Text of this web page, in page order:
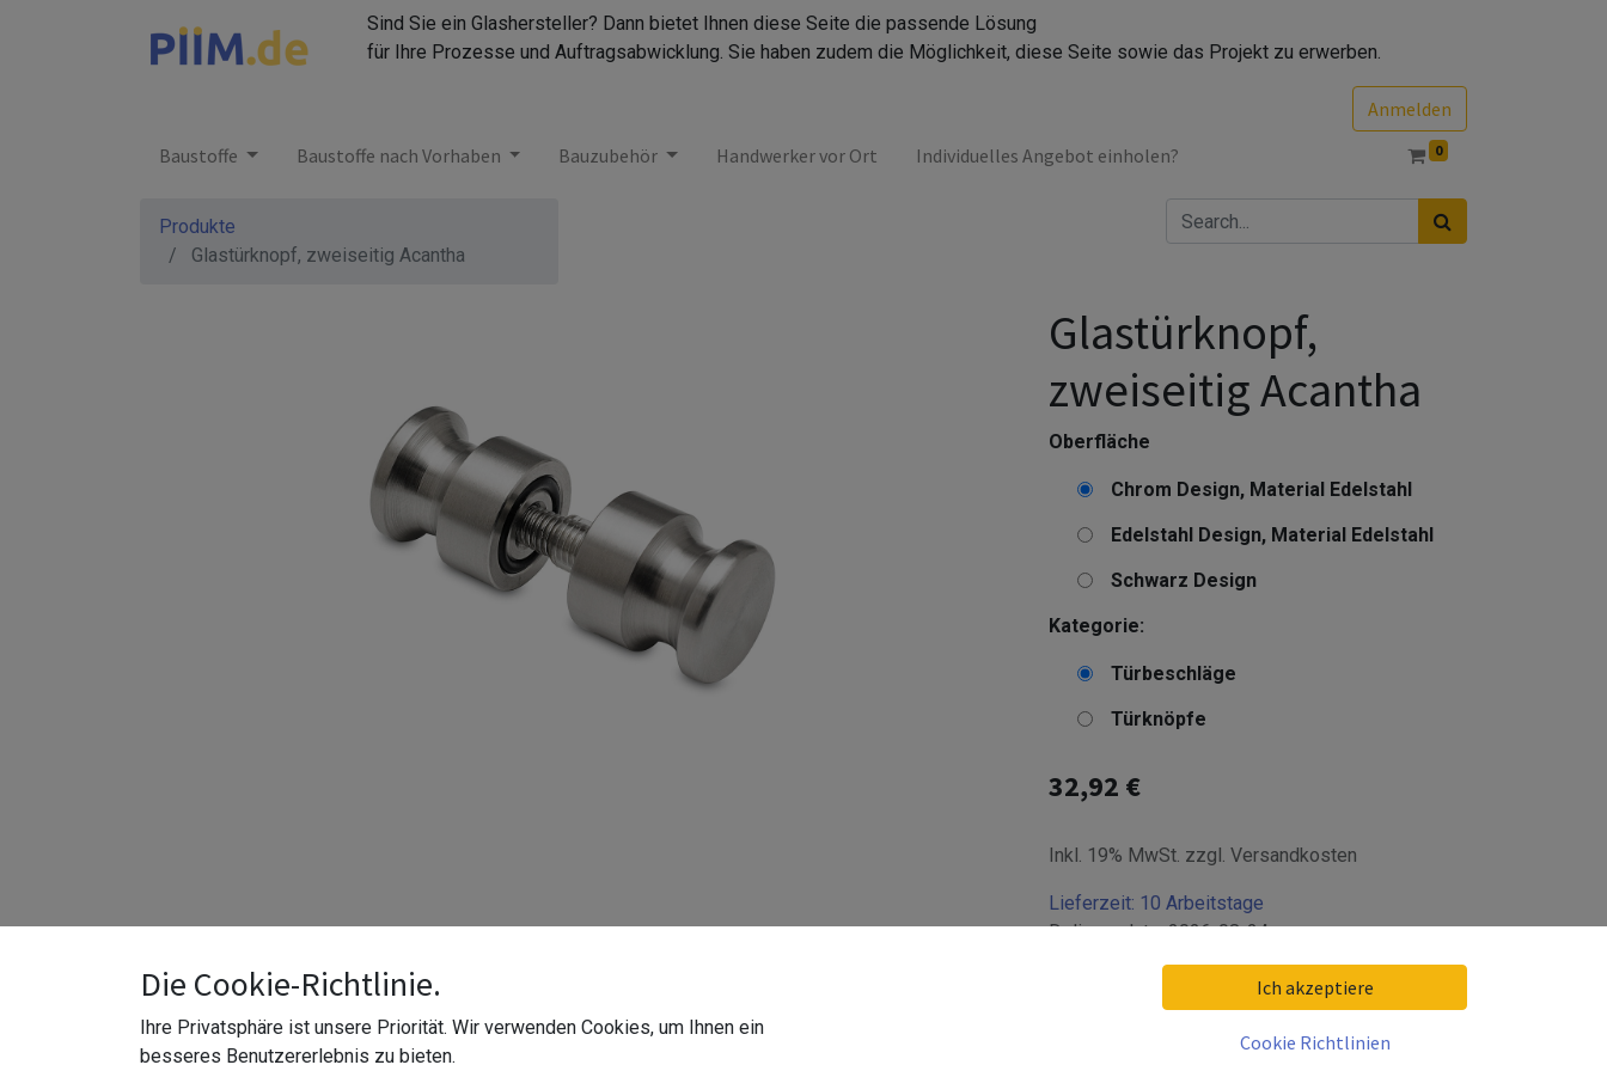
Sind Sie ein Glashersteller? Dann bietet Ihnen diese Seite die passende Lösung
für Ihre Prozesse und Auftragsabwicklung. Sie haben zudem die Möglichkeit, diese Seite sowie das Projekt zu erwerben.
Anmelden
Baustoffe
Baustoffe nach Vorhaben Bauzubehör Handwerker vor Ort Individuelles Angebot einholen? 0
Produkte
Glastürknopf, zweiseitig Acantha
Glastürknopf,
zweiseitig Acantha
Oberfläche
Chrom Design, Material Edelstahl
Edelstahl Design, Material Edelstahl
Schwarz Design
Kategorie:
Türbeschläge
Türknöpfe
32,92 €
Inkl. 19% MwSt. zzgl. Versandkosten
Lieferzeit: 10 Arbeitstage
Delivery date:2026-08-24
In den Warenkorb hinzufügen
Die Cookie-Richtlinie.
Ihre Privatsphäre ist unsere Priorität. Wir verwenden Cookies, um Ihnen ein
besseres Benutzererlebnis zu bieten.
Ich akzeptiere
Cookie Richtlinien